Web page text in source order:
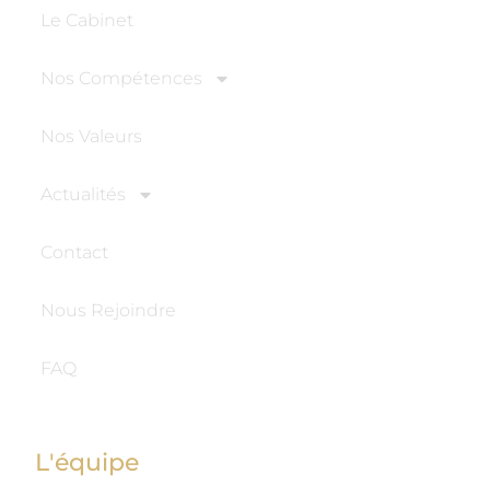
Le Cabinet
Nos Compétences
Nos Valeurs
Actualités
Contact
Nous Rejoindre
FAQ
L'équipe